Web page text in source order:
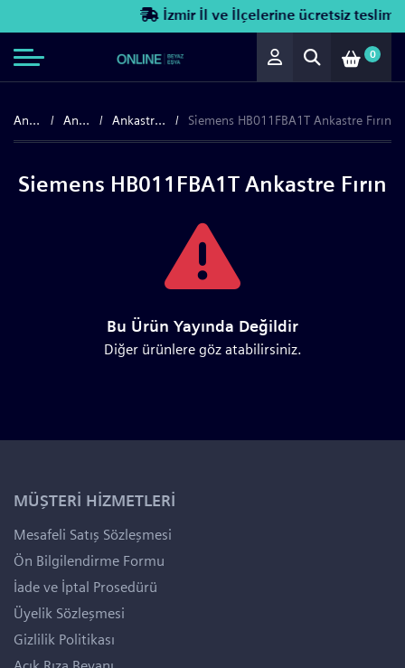
İzmir İl ve İlçelerine ücretsiz teslimat!
0
Anasayfa Ankastre Ankastre Fırınlar Siemens HB011FBA1T Ankastre Fırın
Siemens HB011FBA1T Ankastre Fırın
Bu Ürün Yayında Değildir
Diğer ürünlere göz atabilirsiniz.
MÜŞTERİ HİZMETLERİ
Mesafeli Satış Sözleşmesi
Ön Bilgilendirme Formu
İade ve İptal Prosedürü
Üyelik Sözleşmesi
Gizlilik Politikası